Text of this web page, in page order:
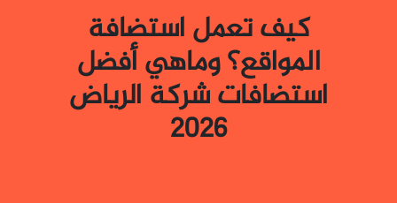
كيف تعمل استضافة
المواقع؟ وماهي أفضل
استضافات شركة الرياض
2026